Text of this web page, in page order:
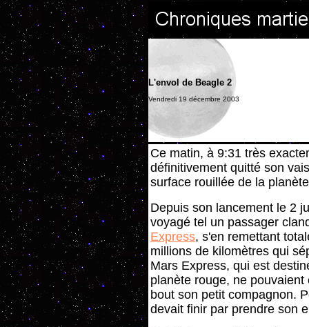
L'envol de Beagle 2
Vendredi 19 décembre 2003
Ce matin, à 9:31 très
définitivement quitté son
surface rouillée de la
Depuis son lancement le 2
voyagé tel un passager
Express, s'en remettant
millions de kilomètres qui
Mars Express, qui est
planète rouge, ne
bout son petit compagnon.
devait finir par prendre son